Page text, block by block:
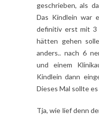
geschrieben, als
Das Kindlein war
definitiv erst mit 3
hätten gehen
anders.. nach 6
und einem
Kindlein dann
Dieses Mal sollte
Tja, wie lief denn